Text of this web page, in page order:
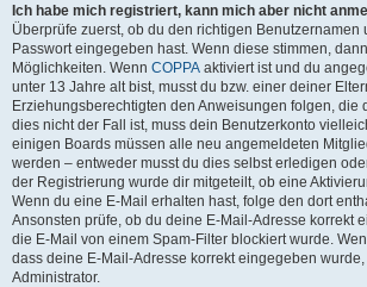
Ich habe mich registriert, kann mich aber nicht
Überprüfe zuerst, ob du den richtigen Benutzernamen
Passwort eingegeben hast. Wenn diese stimmen,
Möglichkeiten. Wenn COPPA aktiviert ist und du
unter 13 Jahre alt bist, musst du bzw. einer deiner
Erziehungsberechtigten den Anweisungen folgen, die
dies nicht der Fall ist, muss dein Benutzerkonto
einigen Boards müssen alle neu angemeldeten
werden – entweder musst du dies selbst erledigen
der Registrierung wurde dir mitgeteilt, ob eine
Wenn du eine E-Mail erhalten hast, folge den dort
Ansonsten prüfe, ob du deine E-Mail-Adresse korrekt
die E-Mail von einem Spam-Filter blockiert wurde.
dass deine E-Mail-Adresse korrekt eingegeben
Administrator.